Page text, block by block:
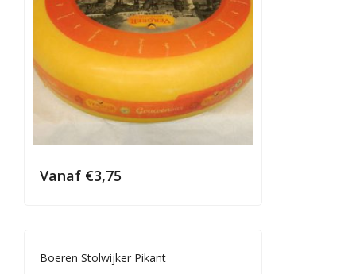
Vanaf €3,75
Boeren Stolwijker Pikant